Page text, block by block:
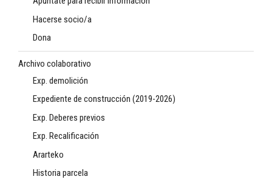
Hacerse socio/a
Dona
Archivo colaborativo
Exp. demolición
Expediente de construcción (2019-2026)
Exp. Deberes previos
Exp. Recalificación
Ararteko
Historia parcela